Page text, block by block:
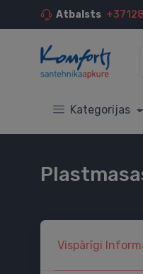
Atbalsts
Kategorijas
Vispārīgi